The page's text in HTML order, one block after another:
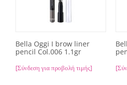
Bella Oggi I brow liner
pencil Col.006 1.1gr
[Σύνδεση για προβολή τιμής]